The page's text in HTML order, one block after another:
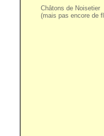
Châtons de Noisetier
(mais pas encore de